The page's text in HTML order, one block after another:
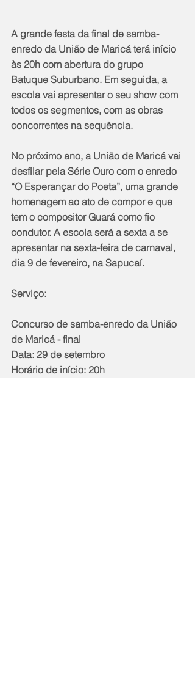
A grande festa da final de samba-
enredo da União de Maricá terá início
às 20h com abertura do grupo
Batuque Suburbano. Em seguida, a
escola vai apresentar o seu show com
todos os segmentos, com as obras
concorrentes na sequência.
No próximo ano, a União de Maricá vai
desfilar pela Série Ouro com o enredo
“O Esperançar do Poeta”, uma grande
homenagem ao ato de compor e que
tem o compositor Guará como fio
condutor. A escola será a sexta a se
apresentar na sexta-feira de carnaval,
dia 9 de fevereiro, na Sapucaí.
Serviço:
Concurso de samba-enredo da União
de Maricá - final
Data: 29 de setembro
Horário de início: 20h